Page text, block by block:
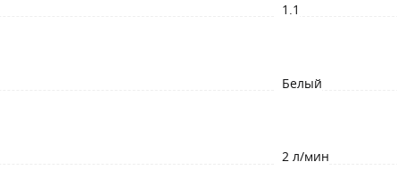
1.1
Белый
2 л/мин